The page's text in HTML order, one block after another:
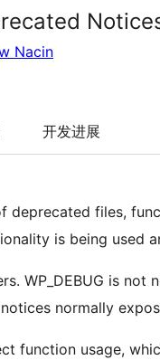
Nacin
开发进展
deprecated files,
is being used
WP_DEBUG is
normally
function usage,